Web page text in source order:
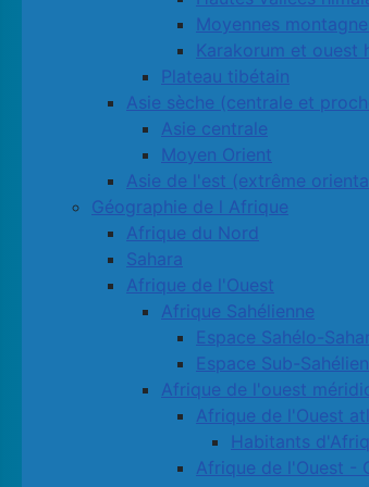
Moyennes
Karakorum et ouest
Plateau tibétain
Asie sèche (centrale et
Asie centrale
Moyen Orient
Asie de l'est (extrême
Géographie de l Afrique
Afrique du Nord
Sahara
Afrique de l'Ouest
Afrique Sahélienne
Espace Sahélo-
Espace Sub-
Afrique de l'ouest
Afrique de l'Ouest
Habitants
Afrique de l'Ouest -